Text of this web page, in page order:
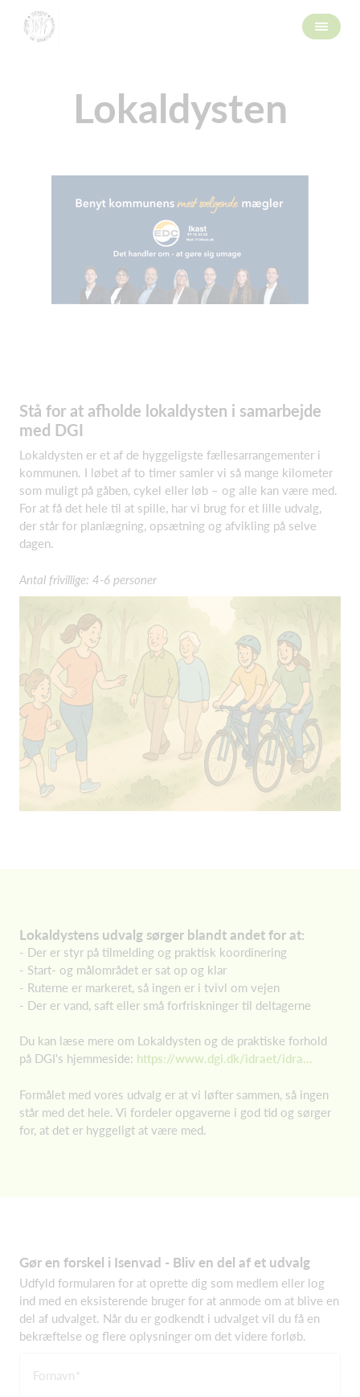
Lokaldysten
Stå for at afholde lokaldysten i samarbejde
med DGI
Lokaldysten er et af de hyggeligste fællesarrangementer i
kommunen. I løbet af to timer samler vi så mange kilometer
som muligt på gåben, cykel eller løb – og alle kan være med.
For at få det hele til at spille, har vi brug for et lille udvalg,
der står for planlægning, opsætning og afvikling på selve
dagen.
Antal frivillige: 4-6 personer
Lokaldystens udvalg sørger blandt andet for at:
- Der er styr på tilmelding og praktisk koordinering
- Start- og målområdet er sat op og klar
- Ruterne er markeret, så ingen er i tvivl om vejen
- Der er vand, saft eller små forfriskninger til deltagerne
Du kan læse mere om Lokaldysten og de praktiske forhold
på DGI's hjemmeside: https://www.dgi.dk/idraet/idra...
Formålet med vores udvalg er at vi løfter sammen, så ingen
står med det hele. Vi fordeler opgaverne i god tid og sørger
for, at det er hyggeligt at være med.
Gør en forskel i Isenvad - Bliv en del af et udvalg
Udfyld formularen for at oprette dig som medlem eller log
ind med en eksisterende bruger for at anmode om at blive en
del af udvalget. Når du er godkendt i udvalget vil du få en
bekræftelse og flere oplysninger om det videre forløb.
Fornavn